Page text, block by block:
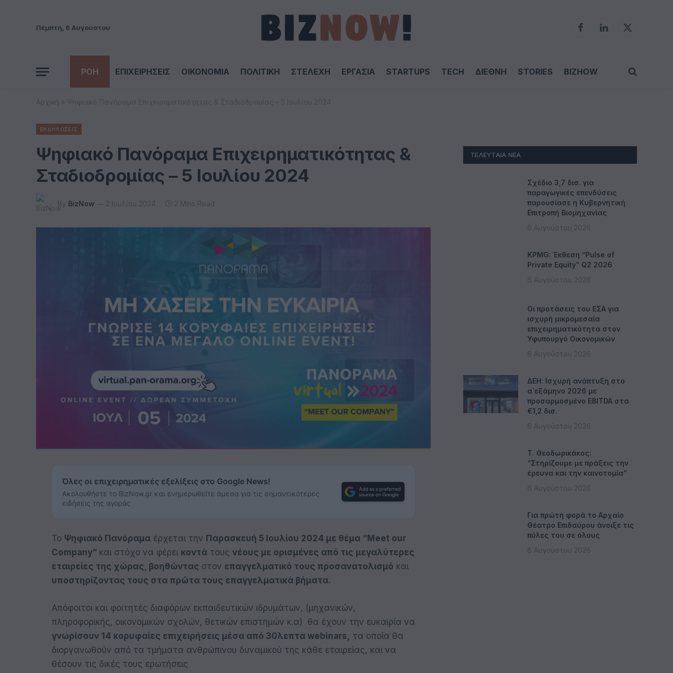
Πέμπτη, 6 Αυγούστου
FacebookLinkedIn
X
ΡΟΗ ΕΠΙΧΕΙΡΗΣΕΙΣ ΟΙΚΟΝΟΜΙΑ ΠΟΛΙΤΙΚΗ ΣΤΕΛΕΧΗ ΕΡΓΑΣΙΑ STARTUPS TECH ΔΙΕΘΝΗ STORIES BIZHOW
Αρχική
ΕΚΔΗΛΩΣΕΙΣ
Ψηφιακό Πανόραμα Επιχειρηματικότητας &
Σταδιοδρομίας – 5 Ιουλίου 2024
By BizNow 2 Ιουλίου 2024 2 Mins Read
Όλες οι επιχειρηματικές εξελίξεις στο Google News!
Ακολουθήστε το BizNow.gr και ενημερωθείτε άμεσα για τις σημαντικότερες
ειδήσεις της αγοράς
Το Ψηφιακό Πανόραμα έρχεται την Παρασκευή 5 Ιουλίου 2024 με θέμα “Meet our
Company” και στόχο να φέρει κοντά τους νέους με ορισμένες από τις μεγαλύτερες
εταιρείες της χώρας, βοηθώντας στον επαγγελματικό τους προσανατολισμό και
υποστηρίζοντας τους στα πρώτα τους επαγγελματικά βήματα.
Απόφοιτοι και φοιτητές διαφόρων εκπαιδευτικών ιδρυμάτων, (μηχανικών,
πληροφορικής, οικονομικών σχολών, θετικών επιστημών κ.α) θα έχουν την ευκαιρία να
γνωρίσουν 14 κορυφαίες επιχειρήσεις μέσα από 30λεπτα webinars,
τα οποία θα
διοργανωθούν από τα τμήματα ανθρώπινου δυναμικού της κάθε εταιρείας, και να
θέσουν τις δικές τους ερωτήσεις
ΤΕΛΕΥΤΑΊΑ ΝΈΑ
Σχέδιο 3,7 δισ. για
παραγωγικές επενδύσεις
παρουσίασε η Κυβερνητική
Επιτροπή Βιομηχανίας
6 Αυγούστου 2026
KPMG: Έκθεση “Pulse of
Private Equity” Q2 2026
6 Αυγούστου 2026
Οι προτάσεις του ΕΣΑ για
ισχυρή μικρομεσαία
επιχειρηματικότητα στον
Υφυπουργό Οικονομικών
6 Αυγούστου 2026
ΔΕΗ: Ισχυρή ανάπτυξη στο
α΄εξάμηνο 2026 με
προσαρμοσμένο EBITDA στα
€1,2 δισ.
6 Αυγούστου 2026
Τ. Θεοδωρικάκος:
“Στηρίζουμε με πράξεις την
έρευνα και την καινοτομία”
6 Αυγούστου 2026
Για πρώτη φορά το Αρχαίο
Θέατρο Επιδαύρου άνοιξε τις
πύλες του σε όλους
6 Αυγούστου 2026